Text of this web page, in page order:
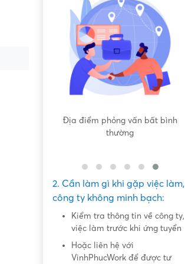
Nội dung mô tả công việc sơ sài,
không đồng nhất với công việc
2. Cần làm gì khi gặp việc làm,
công ty không minh bạch:
Kiểm tra thông tin về công ty,
việc làm trước khi ứng tuyển
Hoặc liên hệ với
VinhPhucWork để được tư